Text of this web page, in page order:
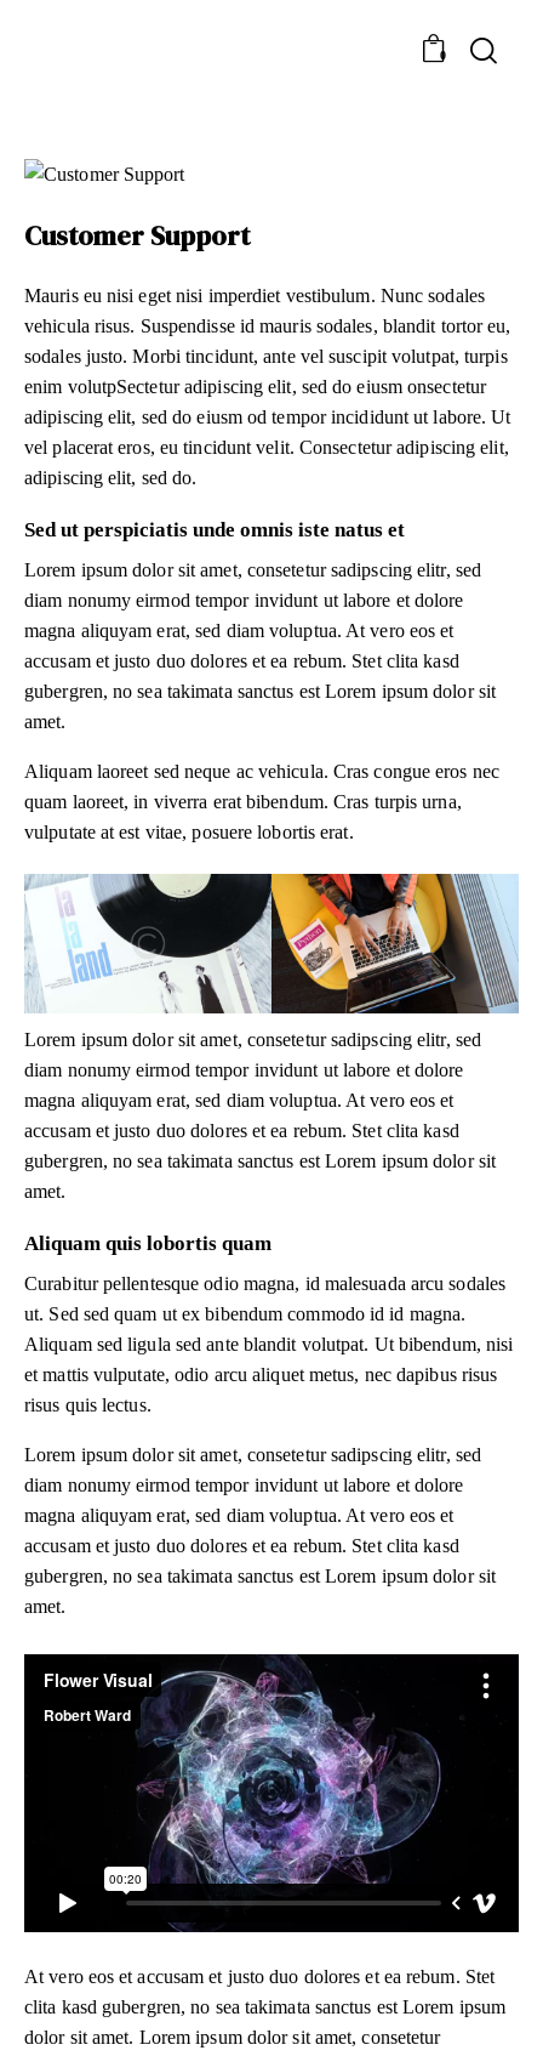
0
Customer Support
Mauris eu nisi eget nisi imperdiet vestibulum. Nunc sodales
vehicula risus. Suspendisse id mauris sodales, blandit tortor eu,
sodales justo. Morbi tincidunt, ante vel suscipit volutpat, turpis
enim volutpSectetur adipiscing elit, sed do eiusm onsectetur
adipiscing elit, sed do eiusm od tempor incididunt ut labore. Ut
vel placerat eros, eu tincidunt velit. Consectetur adipiscing elit,
adipiscing elit, sed do.
Sed ut perspiciatis unde omnis iste natus et
Lorem ipsum dolor sit amet, consetetur sadipscing elitr, sed
diam nonumy eirmod tempor invidunt ut labore et dolore
magna aliquyam erat, sed diam voluptua. At vero eos et
accusam et justo duo dolores et ea rebum. Stet clita kasd
gubergren, no sea takimata sanctus est Lorem ipsum dolor sit
amet.
Aliquam laoreet sed neque ac vehicula. Cras congue eros nec
quam laoreet, in viverra erat bibendum. Cras turpis urna,
vulputate at est vitae, posuere lobortis erat.
Lorem ipsum dolor sit amet, consetetur sadipscing elitr, sed
diam nonumy eirmod tempor invidunt ut labore et dolore
magna aliquyam erat, sed diam voluptua. At vero eos et
accusam et justo duo dolores et ea rebum. Stet clita kasd
gubergren, no sea takimata sanctus est Lorem ipsum dolor sit
amet.
Aliquam quis lobortis quam
Curabitur pellentesque odio magna, id malesuada arcu sodales
ut. Sed sed quam ut ex bibendum commodo id id magna.
Aliquam sed ligula sed ante blandit volutpat. Ut bibendum, nisi
et mattis vulputate, odio arcu aliquet metus, nec dapibus risus
risus quis lectus.
Lorem ipsum dolor sit amet, consetetur sadipscing elitr, sed
diam nonumy eirmod tempor invidunt ut labore et dolore
magna aliquyam erat, sed diam voluptua. At vero eos et
accusam et justo duo dolores et ea rebum. Stet clita kasd
gubergren, no sea takimata sanctus est Lorem ipsum dolor sit
amet.
At vero eos et accusam et justo duo dolores et ea rebum. Stet
clita kasd gubergren, no sea takimata sanctus est Lorem ipsum
dolor sit amet. Lorem ipsum dolor sit amet, consetetur